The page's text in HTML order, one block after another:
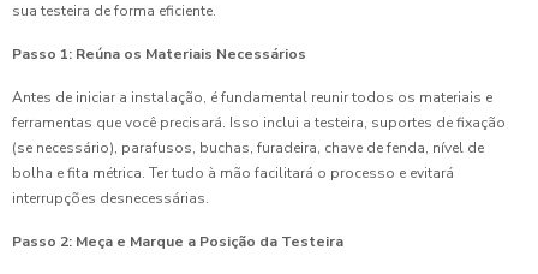
sua testeira de forma eficiente.
Passo 1: Reúna os Materiais Necessários
Antes de iniciar a instalação, é fundamental reunir todos os materiais e
ferramentas que você precisará. Isso inclui a testeira, suportes de fixação
(se necessário), parafusos, buchas, furadeira, chave de fenda, nível de
bolha e fita métrica. Ter tudo à mão facilitará o processo e evitará
interrupções desnecessárias.
Passo 2: Meça e Marque a Posição da Testeira